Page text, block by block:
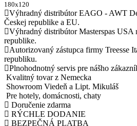
180x120
Výhradný distribútor EAGO - AWT
Českej republike a EU.
Výhradný distribútor Masterspas USA
republike.
Autorizovaný zástupca firmy Treesse
republiku.
Plnohodnotný servis pre nášho
Kvalitný tovar z Nemecka
Showroom Viedeň a Lipt. Mikuláš
Pre hotely, domácnosti, chaty
Doručenie zdarma
RÝCHLE DODANIE
BEZPEČNÁ PLATBA